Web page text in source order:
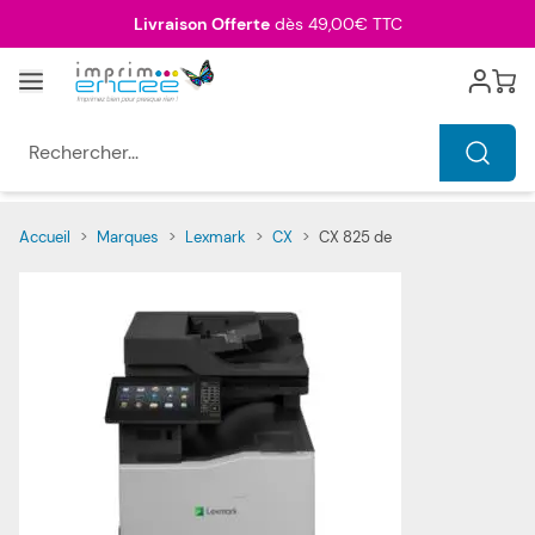
Livraison Offertedès 49,00€ TTC
Menu Cart
Accueil > Marques > Lexmark > CX > CX 825 de